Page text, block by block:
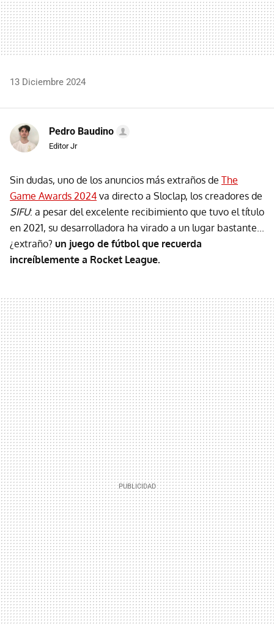
13 Diciembre 2024
Pedro Baudino
Editor Jr
Sin dudas, uno de los anuncios más extraños de The
Game Awards 2024 va directo a Sloclap, los creadores de
SIFU: a pesar del excelente recibimiento que tuvo el título
en 2021, su desarrolladora ha virado a un lugar bastante...
¿extraño? un juego de fútbol que recuerda
increíblemente a Rocket League.